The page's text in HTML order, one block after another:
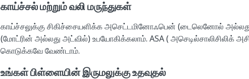
காய்ச்சல் மற்றும் வலி மருந்துகள்
காய்ச்சலுக்கு சிகிச்சையளிக்க அசெட்டமினோஃபென் (டைலெனோல் அல்லது
(மோட்ரின் அல்லது அட்வில்) உபயோகிக்கலாம். ASA ( அசெடில்சாலிசிலிக்
கொடுக்கவே வேண்டாம்.
உங்கள் பிள்ளையின் இருமலுக்கு உதவுதல்